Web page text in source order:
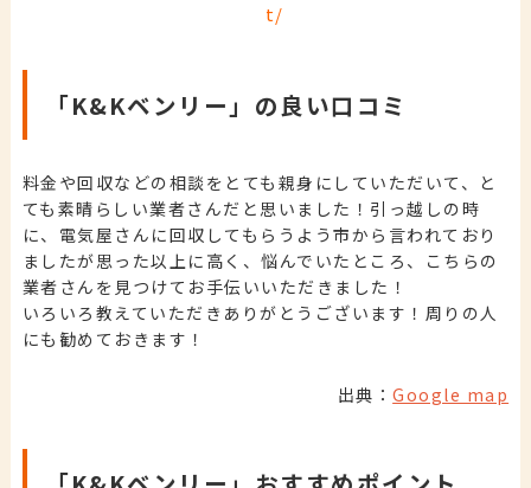
t/
「K&Kベンリー」の良い口コミ
料金や回収などの相談をとても親身にしていただいて、と
ても素晴らしい業者さんだと思いました！引っ越しの時
に、電気屋さんに回収してもらうよう市から言われており
ましたが思った以上に高く、悩んでいたところ、こちらの
業者さんを見つけてお手伝いいただきました！
いろいろ教えていただきありがとうございます！周りの人
にも勧めておきます！
出典：Google map